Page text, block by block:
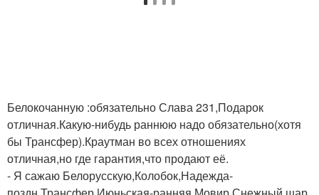
Белокочанную :обязательно Слава 231,Подарок
отличная.Какую-нибудь раннюю надо обязательно(хотя
бы Трансфер).Краутман во всех отношениях
отличная,но где гарантия,что продают её.
- Я сажаю Белорусскую,Колобок,Надежда-